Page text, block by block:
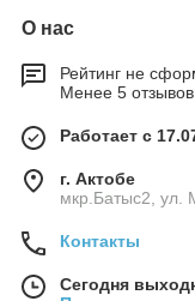
О нас
Рейтинг не
Менее 5
Работает с
г. Актобе
мкр.Батыс2, ул.
Контакты
Сегодня